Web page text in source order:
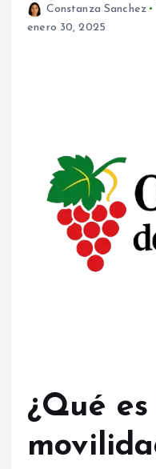
Constanza Sanchez
enero 30, 2025
¿Qué